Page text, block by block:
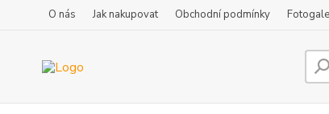
O nás Jak nakupovat Obchodní podmínky